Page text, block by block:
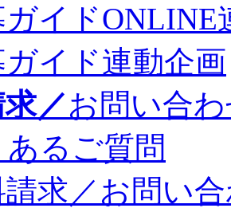
イドONLINE
イド連動企画
／お問い合
あるご質問
請求／お問い